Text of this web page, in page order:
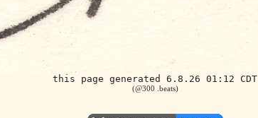
this page generated 6.8.26 01:12 CDT
(@300 .beats)